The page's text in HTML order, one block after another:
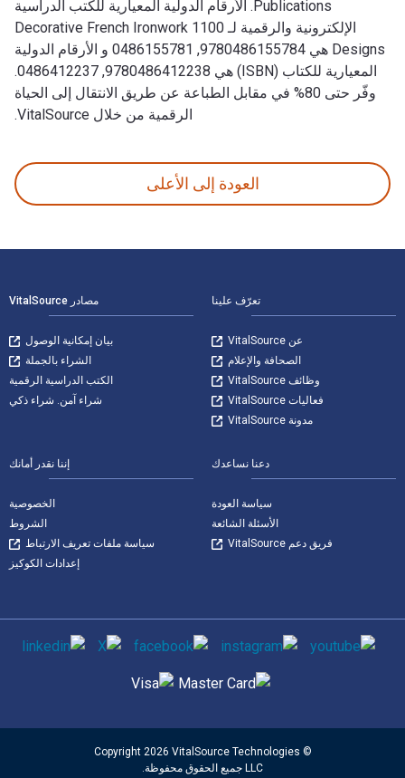
Publications. الأرقام الدولية المعيارية للكتب الدراسية
الإلكترونية والرقمية لـ 1100 Decorative French Ironwork
Designs هي 9780486155784, 0486155781 و الأرقام الدولية
المعيارية للكتاب (ISBN) هي 9780486412238, 0486412237.
وفّر حتى 80% في مقابل الطباعة عن طريق الانتقال إلى الحياة
الرقمية من خلال VitalSource.
العودة إلى الأعلى
تعرّف علينا
عن VitalSource
الصحافة والإعلام
وظائف VitalSource
فعاليات VitalSource
مدونة VitalSource
مصادر VitalSource
بيان إمكانية الوصول
الشراء بالجملة
الكتب الدراسية الرقمية
شراء آمن. شراء ذكي
دعنا نساعدك
سياسة العودة
الأسئلة الشائعة
فريق دعم VitalSource
إننا نقدر أمانك
الخصوصية
الشروط
سياسة ملفات تعريف الارتباط
إعدادات الكوكيز
وسائل التواصل الاجتماعي
© Copyright 2026 VitalSource Technologies
LLC جميع الحقوق محفوظة.